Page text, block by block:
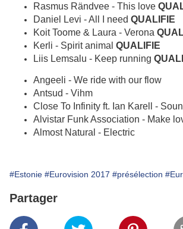
Rasmus Rändvee - This love
Daniel Levi - All I need QUALIFIE
Koit Toome & Laura - Verona
Kerli - Spirit animal QUALIFIE
Liis Lemsalu - Keep running
Angeeli - We ride with our flow
Antsud - Vihm
Close To Infinity ft. Ian Karell -
Alvistar Funk Association - Make
Almost Natural - Electric
#Estonie #Eurovision 2017 #présélection
Partager